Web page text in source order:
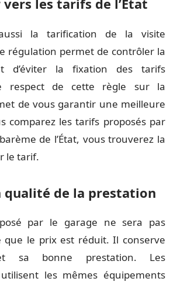
vers les tarifs de l’État
la tarification de la visite
régulation permet de contrôler la
d’éviter la fixation des tarifs
respect de cette règle sur la
de vous garantir une meilleure
comparez les tarifs proposés par
de l’État, vous trouverez la
le tarif.
qualité de la prestation
par le garage ne sera pas
que le prix est réduit. Il conserve
sa bonne prestation. Les
les mêmes équipements